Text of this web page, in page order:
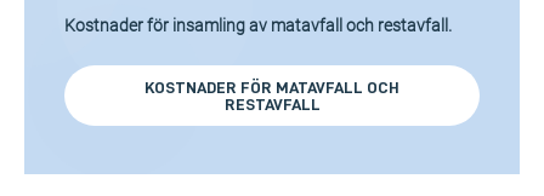
Kostnader för insamling av matavfall och restavfall.
KOSTNADER FÖR MATAVFALL OCH
RESTAVFALL